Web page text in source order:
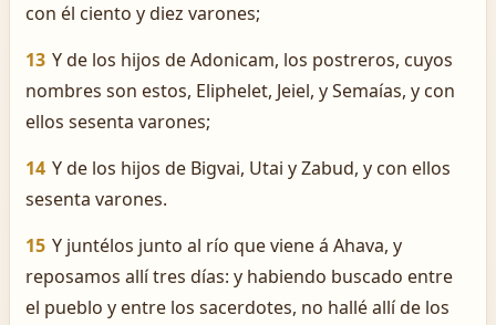
con él ciento y diez varones;
13 Y de los hijos de Adonicam, los postreros, cuyos
nombres son estos, Eliphelet, Jeiel, y Semaías, y con
ellos sesenta varones;
14 Y de los hijos de Bigvai, Utai y Zabud, y con ellos
sesenta varones.
15 Y juntélos junto al río que viene á Ahava, y
reposamos allí tres días: y habiendo buscado entre
el pueblo y entre los sacerdotes, no hallé allí de los